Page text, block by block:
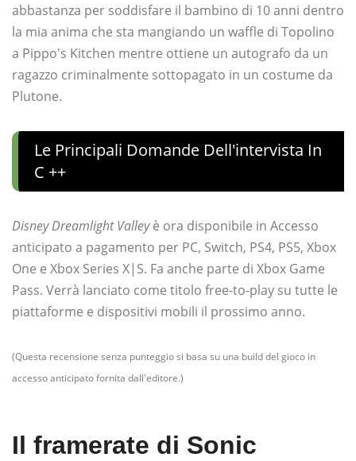
abbastanza per soddisfare il bambino di 10 anni dentro
la mia anima che sta mangiando un waffle di Topolino
a Pippo's Kitchen mentre ottiene un autografo da un
ragazzo criminalmente sottopagato in un costume da
Plutone.
Le Principali Domande Dell'intervista In
C ++
Disney Dreamlight Valleyè ora disponibile in Accesso
anticipato a pagamento per PC, Switch, PS4, PS5, Xbox
One e Xbox Series X|S. Fa anche parte di Xbox Game
Pass. Verrà lanciato come titolo free-to-play su tutte le
piattaforme e dispositivi mobili il prossimo anno.
(Questa recensione senza punteggio si basa su una build del gioco in
accesso anticipato fornita dall'editore.)
Il framerate di Sonic